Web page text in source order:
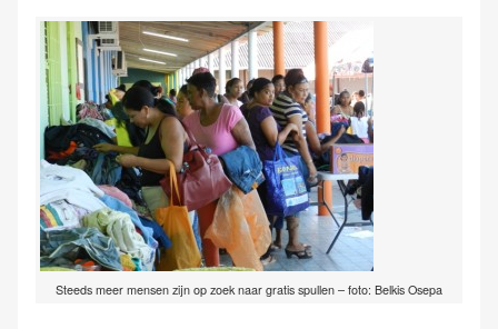
Steeds meer mensen zijn op zoek naar gratis spullen – foto: Belkis Osepa